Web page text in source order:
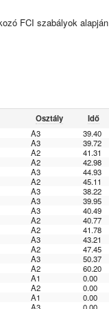
FCI szabályok alapján
Osztály Idő
A3 39.40
A3 39.72
A2 41.31
A2 42.98
A3 44.93
A2 45.11
A3 38.22
A3 39.95
A3 40.49
A2 40.77
A2 41.78
A3 43.21
A2 47.45
A3 50.37
A2 60.20
A1 0.00
A2 0.00
A1 0.00